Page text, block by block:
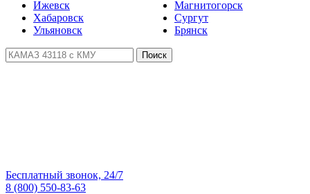
Ижевск
Хабаровск
Ульяновск
Магнитогорск
Сургут
Брянск
Поиск
Бесплатный звонок, 24/7
8 (800) 550-83-63